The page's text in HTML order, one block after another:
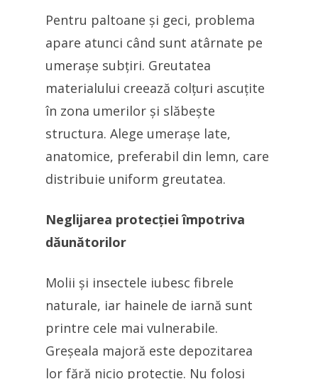
Pentru paltoane și geci, problema
apare atunci când sunt atârnate pe
umerașe subțiri. Greutatea
materialului creează colțuri ascuțite
în zona umerilor și slăbește
structura. Alege umerașe late,
anatomice, preferabil din lemn, care
distribuie uniform greutatea.
Neglijarea protecției împotriva
dăunătorilor
Molii și insectele iubesc fibrele
naturale, iar hainele de iarnă sunt
printre cele mai vulnerabile.
Greșeala majoră este depozitarea
lor fără nicio protecție. Nu folosi